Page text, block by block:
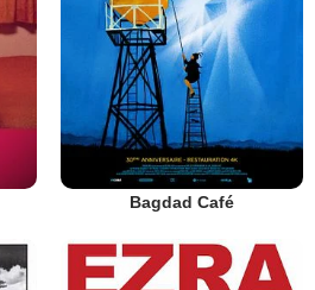
Bagdad Café